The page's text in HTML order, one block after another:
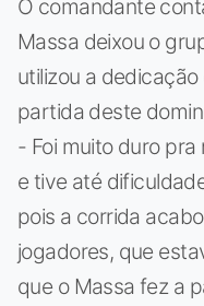
O comandante
Massa deixou o
utilizou a
partida deste
- Foi muito duro pra
e tive até
pois a corrida
jogadores, que
que o Massa fez a